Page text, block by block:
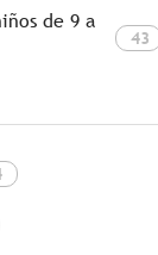
de 9 a
43